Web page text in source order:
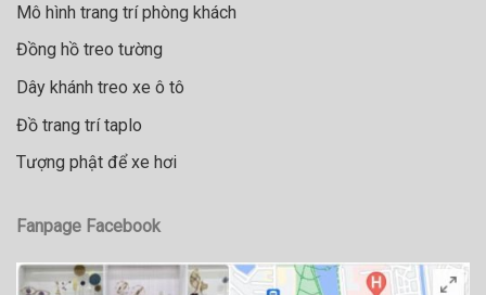
Mô hình trang trí phòng khách
Đồng hồ treo tường
Dây khánh treo xe ô tô
Đồ trang trí taplo
Tượng phật để xe hơi
Fanpage Facebook